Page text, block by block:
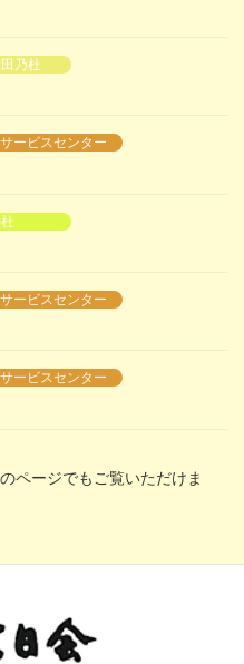
乃杜
ービスセンター
ービスセンター
ービスセンター
ページでもご覧いただけま